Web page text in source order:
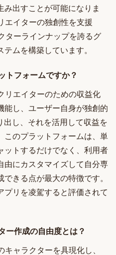
出すことが可能になりま
イターの独創性を支援
ターラインナップを誇るグ
ムを構築しています。
トフォームですか？
エイターのための収益化
能し、ユーザー自身が独創的
し、それを活用して収益を
このプラットフォームは、単
ットするだけでなく、利用者
由にカスタマイズして自分専
きる点が最大の特徴です。
プリを凌駕すると評価されて
ー作成の自由度とは？
ャラクターを具現化し、